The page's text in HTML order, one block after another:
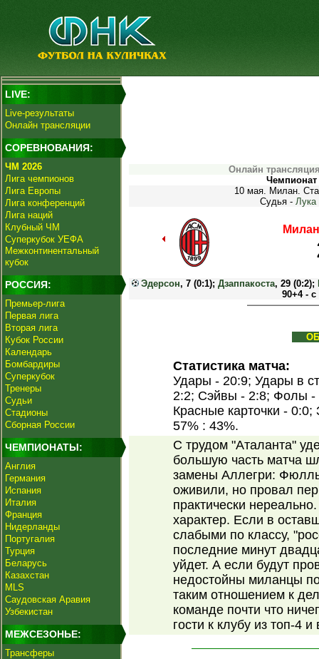
LIVE:
Live-результаты
Онлайн трансляции
СОРЕВНОВАНИЯ:
ЧМ 2026
Лига чемпионов
Лига Европы
Лига конференций
Лига наций
Клубный ЧМ
Суперкубок УЕФА
Межконтинентальный
кубок
РОССИЯ:
Премьер-лига
Первая лига
Вторая лига
Кубок России
Календарь
Бомбардиры
Суперкубок
Тренеры
Судьи
Стадионы
Сборная России
ЧЕМПИОНАТЫ:
Англия
Германия
Испания
Италия
Франция
Нидерланды
Португалия
Турция
Беларусь
Казахстан
MLS
Саудовская Аравия
Узбекистан
МЕЖСЕЗОНЬЕ:
Трансферы
Онлайн
Чемпионат
10 мая. Милан.
Судья -
Эдерсон, 7 (0:1);Дзаппакоста, 29 (0:2);
90+4 - с
Статистика матча:
Удары - 20:9; Удары в
2:2; Сэйвы - 2:8; Фолы -
Красные карточки -
57% : 43%.
С трудом "Аталанта"
большую часть матча
замены Аллегри:
оживили, но провал
практически
характер. Если в
слабыми по классу,
последние минут
уйдет. А если будут
недостойны миланцы
таким отношением к
команде почти что
гости к клубу из топ-4